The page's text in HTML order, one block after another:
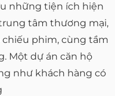
những tiện ích hiện
tâm thương mại,
chiếu phim, cùng tầm
Một dự án căn hộ
như khách hàng có